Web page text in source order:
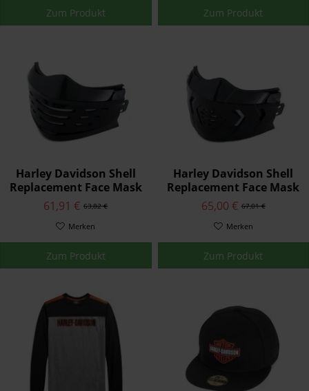
Zum Produkt Zum Produkt
Harley Davidson Shell
Replacement Face Mask
Schwarz glänzend
98197-20VR
63,82 €
61,91 €
Merken
Zum Produkt
Harley Davidson Shell
Replacement Face Mask
Schwarz glänzend
98199-20VR
67,01 €
65,00 €
Merken
Zum Produkt